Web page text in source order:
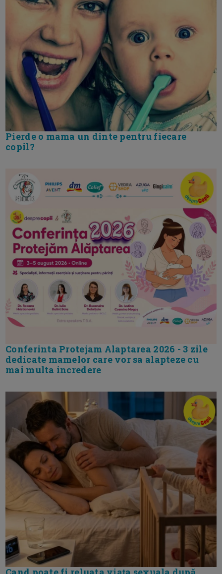
Pierde o mama un dinte pentru fiecare
copil?
Conferinta Protejam Alaptarea 2026 - 3 zile
dedicate mamelor care vor sa alapteze cu
mai multa incredere